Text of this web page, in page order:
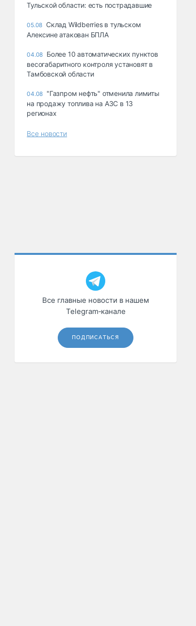
Тульской области: есть пострадавшие
05.08 Склад Wildberries в тульском
Алексине атакован БПЛА
04.08 Более 10 автоматических пунктов
весогабаритного контроля установят в
Тамбовской области
04.08 "Газпром нефть" отменила лимиты
на продажу топлива на АЗС в 13
регионах
Все новости
Все главные новости в нашем
Telegram‑канале
ПОДПИСАТЬСЯ